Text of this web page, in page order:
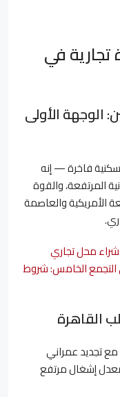
في
الوجهة الأولى
فاخرة — إنه
المرتفعة، والقوة
الأمريكية والعاصمة
شراء محل تجاري
الخامس: شروط
القاهرة
مع تجديد عمراني
إشغال مرتفع